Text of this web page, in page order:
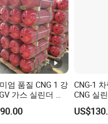
압력 용기(파이프) 설계, 제
및 검역 인증서를 받았습
은 첨단 기술을 도입하
적으로 늘리고 있으며, 특
수소 및 CNG 공급 시스템
하기 위한 개발 투자를 진
은 13개의 국가 공공 시
의 명예 상을 수상했으며
첨단 기술 기업으로 선정
엄 품질 CNG 1 강
가스 실린더 차
CNG-1
CNG 실
CNG 실
55L 남미